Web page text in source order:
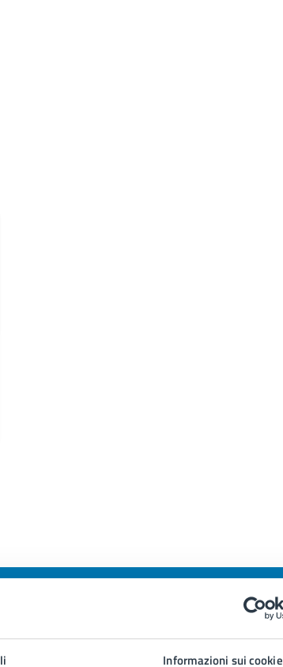
Informazioni sui cookie